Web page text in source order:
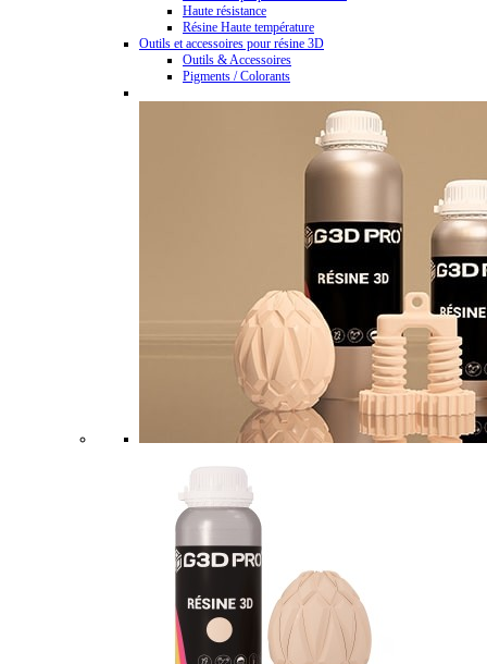
Haute résistance
Résine Haute température
Outils et accessoires pour résine 3D
Outils & Accessoires
Pigments / Colorants